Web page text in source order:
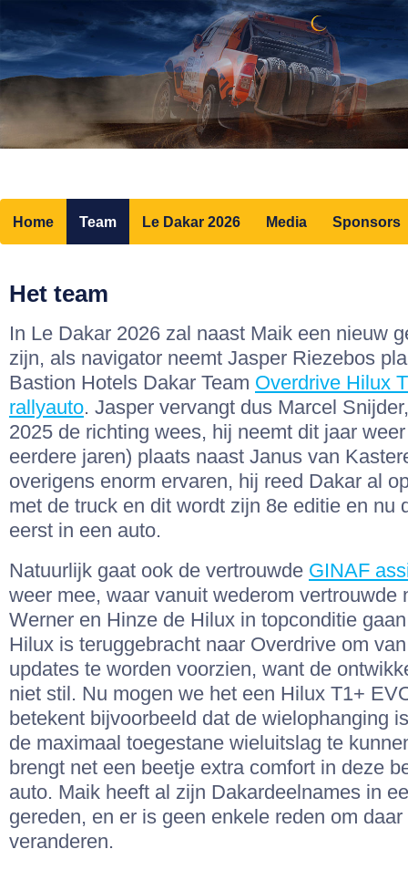
Home Team Le Dakar 2026 Media Sponsors
Het team
In Le Dakar 2026 zal naast Maik een nieuw
zijn, als navigator neemt Jasper Riezebos
Bastion Hotels Dakar Team Overdrive Hilux
rallyauto. Jasper vervangt dus Marcel
2025 de richting wees, hij neemt dit jaar
eerdere jaren) plaats naast Janus van
overigens enorm ervaren, hij reed Dakar al
met de truck en dit wordt zijn 8e editie en nu
eerst in een auto.
Natuurlijk gaat ook de vertrouwde GINAF
weer mee, waar vanuit wederom vertrouwde
Werner en Hinze de Hilux in topconditie
Hilux is teruggebracht naar Overdrive om
updates te worden voorzien, want de
niet stil. Nu mogen we het een Hilux T1+
betekent bijvoorbeeld dat de wielophanging
de maximaal toegestane wieluitslag te
brengt net een beetje extra comfort in deze
auto. Maik heeft al zijn Dakardeelnames in
gereden, en er is geen enkele reden om
veranderen.